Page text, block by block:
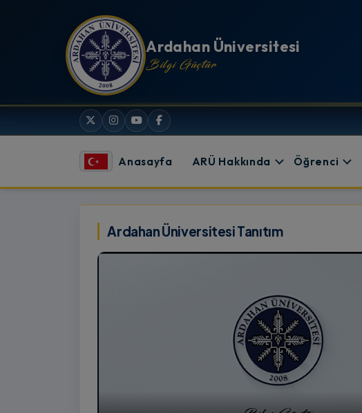
Ardahan Üniversitesi
Bilgi Güçtür
Anasayfa ARÜ Hakkında Öğrenci
Ardahan Üniversitesi
Ardahan Üniversitesi Tanıtım